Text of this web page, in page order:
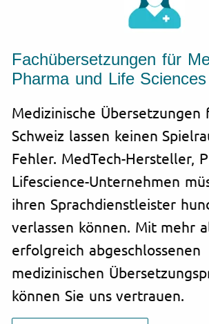
Fachübersetzungen für
Pharma und Life Sciences
Medizinische Übersetzungen
Schweiz lassen keinen
Fehler. MedTech-Hersteller,
Lifescience-Unternehmen
ihren Sprachdienstleister
verlassen können. Mit mehr
erfolgreich abgeschlossenen
medizinischen
können Sie uns vertrauen.